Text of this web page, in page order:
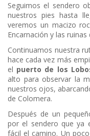
Seguimos el sendero
nuestros pies hasta
veremos un macizo
Encarnación y las
Continuamos nuestra
hace cada vez más
el puerto de los
alto para observar la
nuestros ojos,
de Colomera.
Después de un
por el sendero que ya
fácil el camino. Un